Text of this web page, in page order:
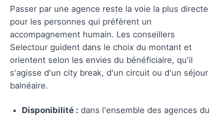
Passer par une agence reste la voie la plus directe
pour les personnes qui préfèrent un
accompagnement humain. Les conseillers
Selectour guident dans le choix du montant et
orientent selon les envies du bénéficiaire, qu'il
s'agisse d'un city break, d'un circuit ou d'un séjour
balnéaire.
Disponibilité : dans l'ensemble des agences du